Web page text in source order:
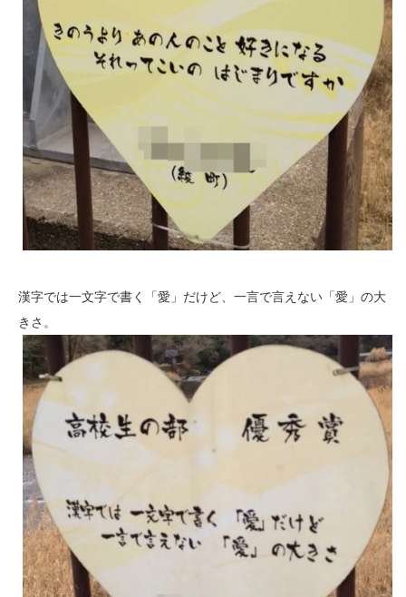
漢字では一文字で書く「愛」だけど、一言で言えない「愛」の大
きさ。